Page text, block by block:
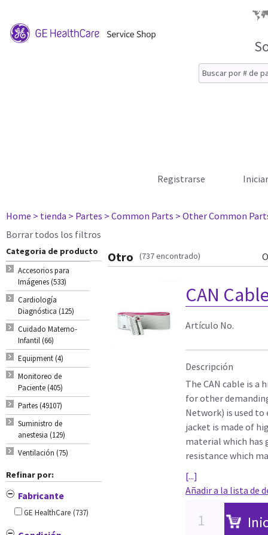
Registrarse
Home > tienda > Partes > Common Parts > Other Common
Borrar todos los filtros
Categoria de producto
Accesorios para
Imágenes (533)
Cardiología
Diagnóstica (125)
Cuidado Materno-
Infantil (66)
Equipment (4)
Monitoreo de
Paciente (405)
Partes (49107)
Suministro de
anestesia (129)
Ventilación (75)
Refinar por:
Fabricante
GE HealthCare (737)
Otro (737 encontrado)
CAN
Artículo No.
Descripción
The CAN cable is a
for other
Network) is used
jacket is made of
material which has
resistance which
[...]
Añadir a la lista de